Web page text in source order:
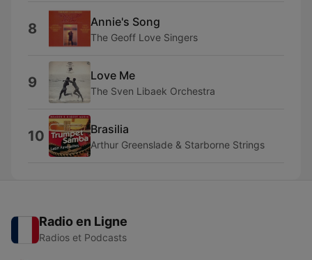
8 Annie's Song
The Geoff Love Singers
9 Love Me
The Sven Libaek Orchestra
10 Brasilia
Arthur Greenslade & Starborne Strings
Radio en Ligne
Radios et Podcasts